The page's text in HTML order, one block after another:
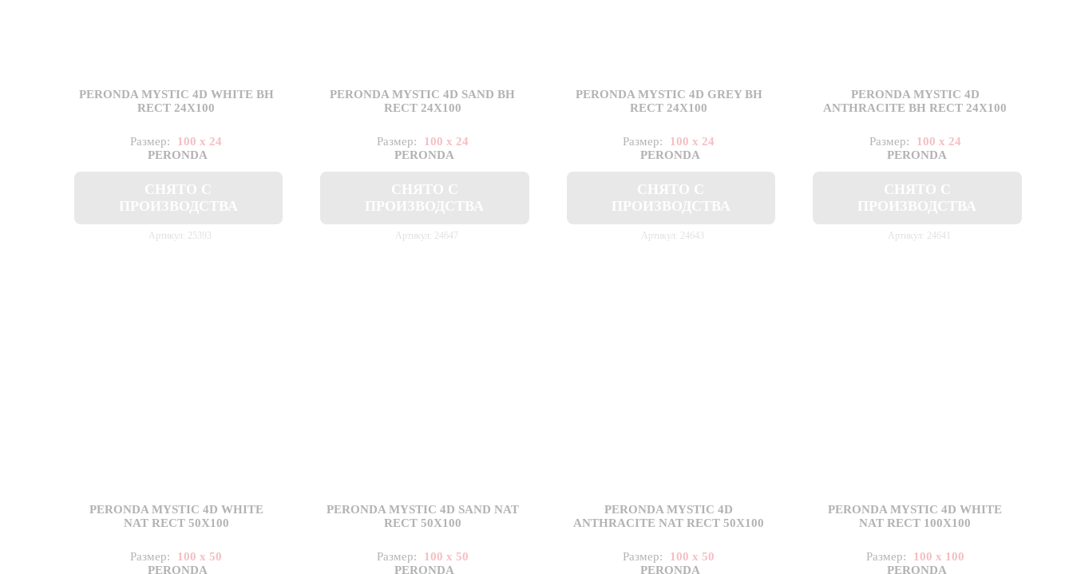
PERONDA MYSTIC 4D WHITE BH
RECT 24X100
Размер:
100 x 24
PERONDA
Артикул: 25393
PERONDA MYSTIC 4D SAND BH
RECT 24X100
Размер:
100 x 24
PERONDA
Артикул: 24647
PERONDA MYSTIC 4D GREY BH
RECT 24X100
Размер:
100 x 24
PERONDA
Артикул: 24643
PERONDA MYSTIC 4D
ANTHRACITE BH RECT 24X100
Размер:
100 x 24
PERONDA
Артикул: 24641
PERONDA MYSTIC 4D WHITE
NAT RECT 50X100
Размер:
100 x 50
PERONDA
PERONDA MYSTIC 4D SAND NAT
RECT 50X100
Размер:
100 x 50
PERONDA
PERONDA MYSTIC 4D
ANTHRACITE NAT RECT 50X100
Размер:
100 x 50
PERONDA
PERONDA MYSTIC 4D WHITE
NAT RECT 100X100
Размер:
100 x 100
PERONDA